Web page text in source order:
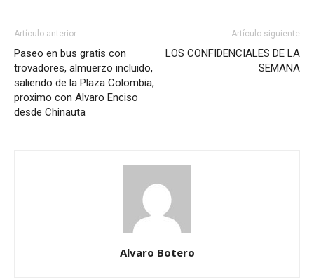
Artículo anterior
Paseo en bus gratis con
trovadores, almuerzo incluido,
saliendo de la Plaza Colombia,
proximo con Alvaro Enciso
desde Chinauta
Artículo siguiente
LOS CONFIDENCIALES DE LA
SEMANA
Alvaro Botero